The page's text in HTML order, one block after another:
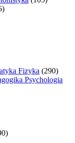
Fizyka (290)
Psychologia